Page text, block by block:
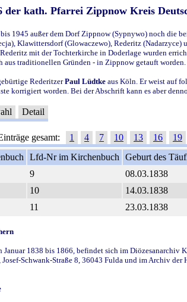
der kath. Pfarrei Zippnow Kreis
1945 außer dem Dorf Zippnow (Sypnywo) noch die
Klawittersdorf (Glowaczewo), Rederitz
mit der Tochterkirche in Doderlage wurden
aus traditionellen Gründen - in Zippnow getauft worden.
RederitzerPaul Lüdtke aus Köln. Er weist auf
korrigiert worden. Bei der Abschrift kann es aber
Detail
gesamt: 1 4 7 10 13 16 19
Lfd-Nr im Kirchenbuch Geburt des
9 08.03.1838
10 14.03.1838
11 23.03.1838
1838 bis 1866, befindet sich im
Schwank-Straße 8, 36043 Fulda und im Archiv